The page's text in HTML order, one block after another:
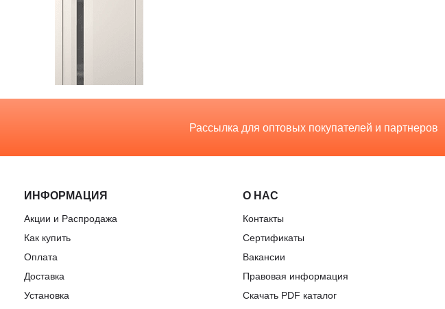
Рассылка для оптовых покупателей и партнеров
ИНФОРМАЦИЯ
Акции и Распродажа
Как купить
Оплата
Доставка
Установка
О НАС
Контакты
Сертификаты
Вакансии
Правовая информация
Скачать PDF каталог